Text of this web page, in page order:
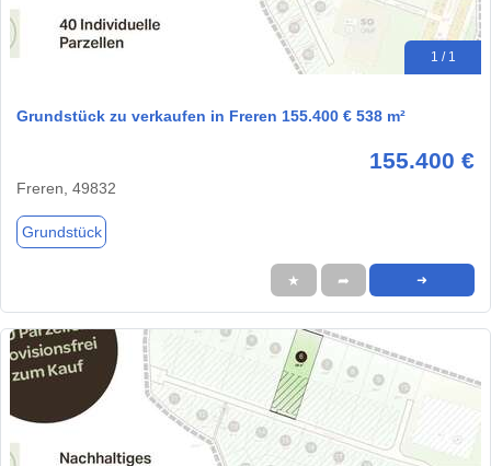
1 / 1
Grundstück zu verkaufen in Freren 155.400 € 538 m²
155.400 €
Freren, 49832
Grundstück
★ ➦ ➜